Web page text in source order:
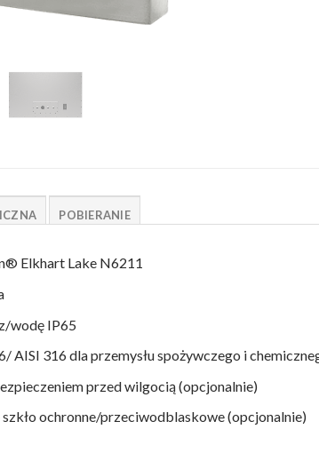
POBIERANIE
Elkhart Lake N6211
wodę IP65
AISI 316 dla przemysłu spożywczego i
przed wilgocią (opcjonalnie)
ochronne/przeciwodblaskowe (opcjonalnie)